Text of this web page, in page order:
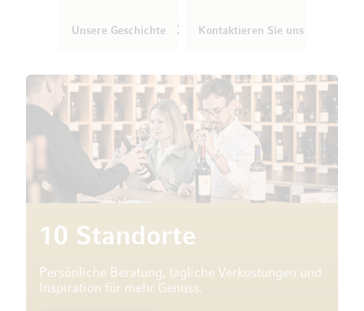
Unsere Geschichte Kontaktieren Sie uns
10 Standorte
Persönliche Beratung, tägliche Verkostungen und
Inspiration für mehr Genuss.